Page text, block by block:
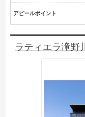
アピールポイント
ラティエラ滝野川